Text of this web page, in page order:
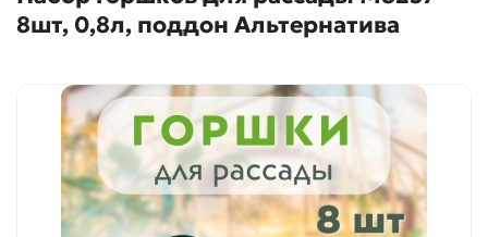
8шт, 0,8л, поддон Альтернатива